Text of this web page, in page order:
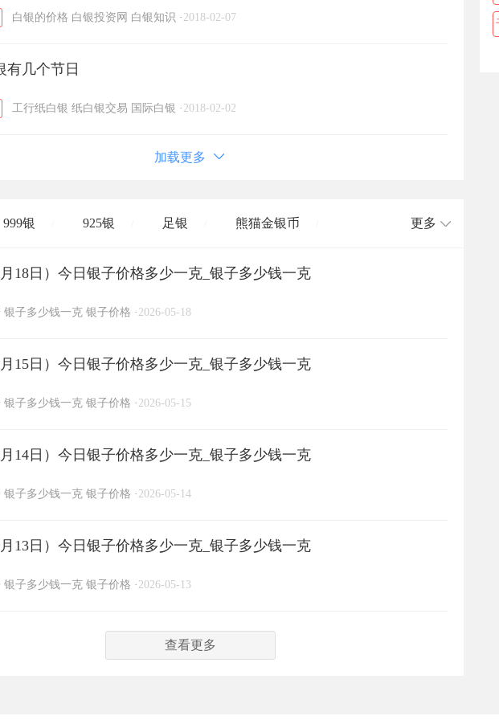
白银的价格 白银投资网 白银知识 · 2018-02-07
有几个节日
工行纸白银 纸白银交易 国际白银 · 2018-02-02
加载更多
999银 925银 足银 熊猫金银币
大清银币 / 长城币 / 老凤祥
周生生 周大生
金至尊 潮宏基 / 亚一金店 / 黄金
更多
月18日）今日银子价格多少一克_银子多少钱一克
银子多少钱一克 银子价格 · 2026-05-18
月15日）今日银子价格多少一克_银子多少钱一克
银子多少钱一克 银子价格 · 2026-05-15
月14日）今日银子价格多少一克_银子多少钱一克
银子多少钱一克 银子价格 · 2026-05-14
月13日）今日银子价格多少一克_银子多少钱一克
银子多少钱一克 银子价格 · 2026-05-13
查看更多